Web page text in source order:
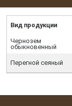
Вид продукции
Чернозем
обыкновенный
Перегной сеяный